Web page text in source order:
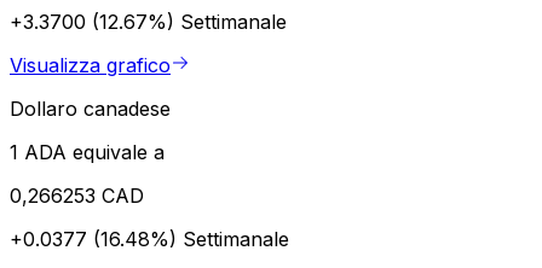
+3.3700 (12.67%) Settimanale
Visualizza grafico
Dollaro canadese
1 ADA equivale a
0,266253 CAD
+0.0377 (16.48%) Settimanale